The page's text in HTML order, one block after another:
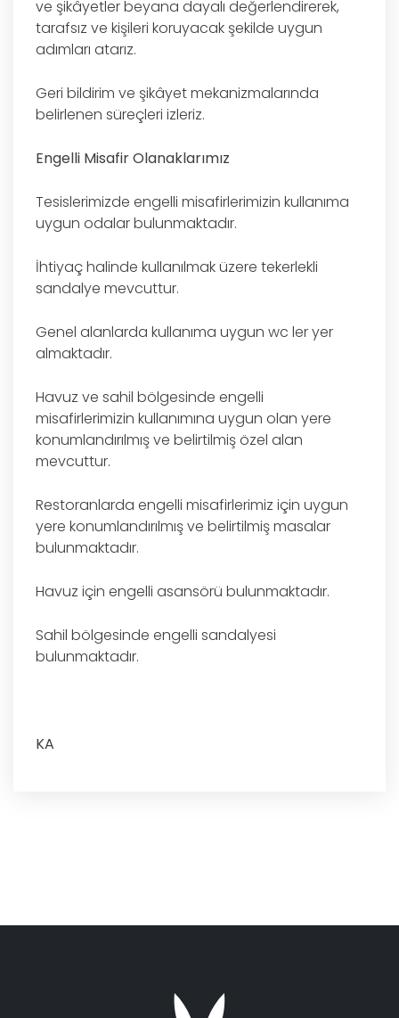
ve şikâyetler beyana dayalı değerlendirerek,
tarafsız ve kişileri koruyacak şekilde uygun
adımları atarız.
Geri bildirim ve şikâyet mekanizmalarında
belirlenen süreçleri izleriz.
Engelli Misafir Olanaklarımız
Tesislerimizde engelli misafirlerimizin kullanıma
uygun odalar bulunmaktadır.
İhtiyaç halinde kullanılmak üzere tekerlekli
sandalye mevcuttur.
Genel alanlarda kullanıma uygun wc ler yer
almaktadır.
Havuz ve sahil bölgesinde engelli
misafirlerimizin kullanımına uygun olan yere
konumlandırılmış ve belirtilmiş özel alan
mevcuttur.
Restoranlarda engelli misafirlerimiz için uygun
yere konumlandırılmış ve belirtilmiş masalar
bulunmaktadır.
Havuz için engelli asansörü bulunmaktadır.
Sahil bölgesinde engelli sandalyesi
bulunmaktadır.
KA